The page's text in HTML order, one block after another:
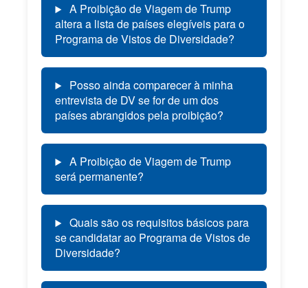
A Proibição de Viagem de Trump
altera a lista de países elegíveis para o
Programa de Vistos de Diversidade?
Posso ainda comparecer à minha
entrevista de DV se for de um dos
países abrangidos pela proibição?
A Proibição de Viagem de Trump
será permanente?
Quais são os requisitos básicos para
se candidatar ao Programa de Vistos de
Diversidade?